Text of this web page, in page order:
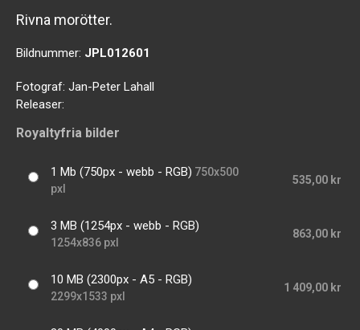
Rivna morötter.
Bildnummer: JPL012601
Fotograf: Jan-Peter Lahall
Releaser:
Royaltyfria bilder
1 Mb (750px - webb - RGB) 750x500
pxl
535,00 kr
3 MB (1254px - webb - RGB)
1254x836 pxl
863,00 kr
10 MB (2300px - A5 - RGB)
2299x1533 pxl
1 409,00 kr